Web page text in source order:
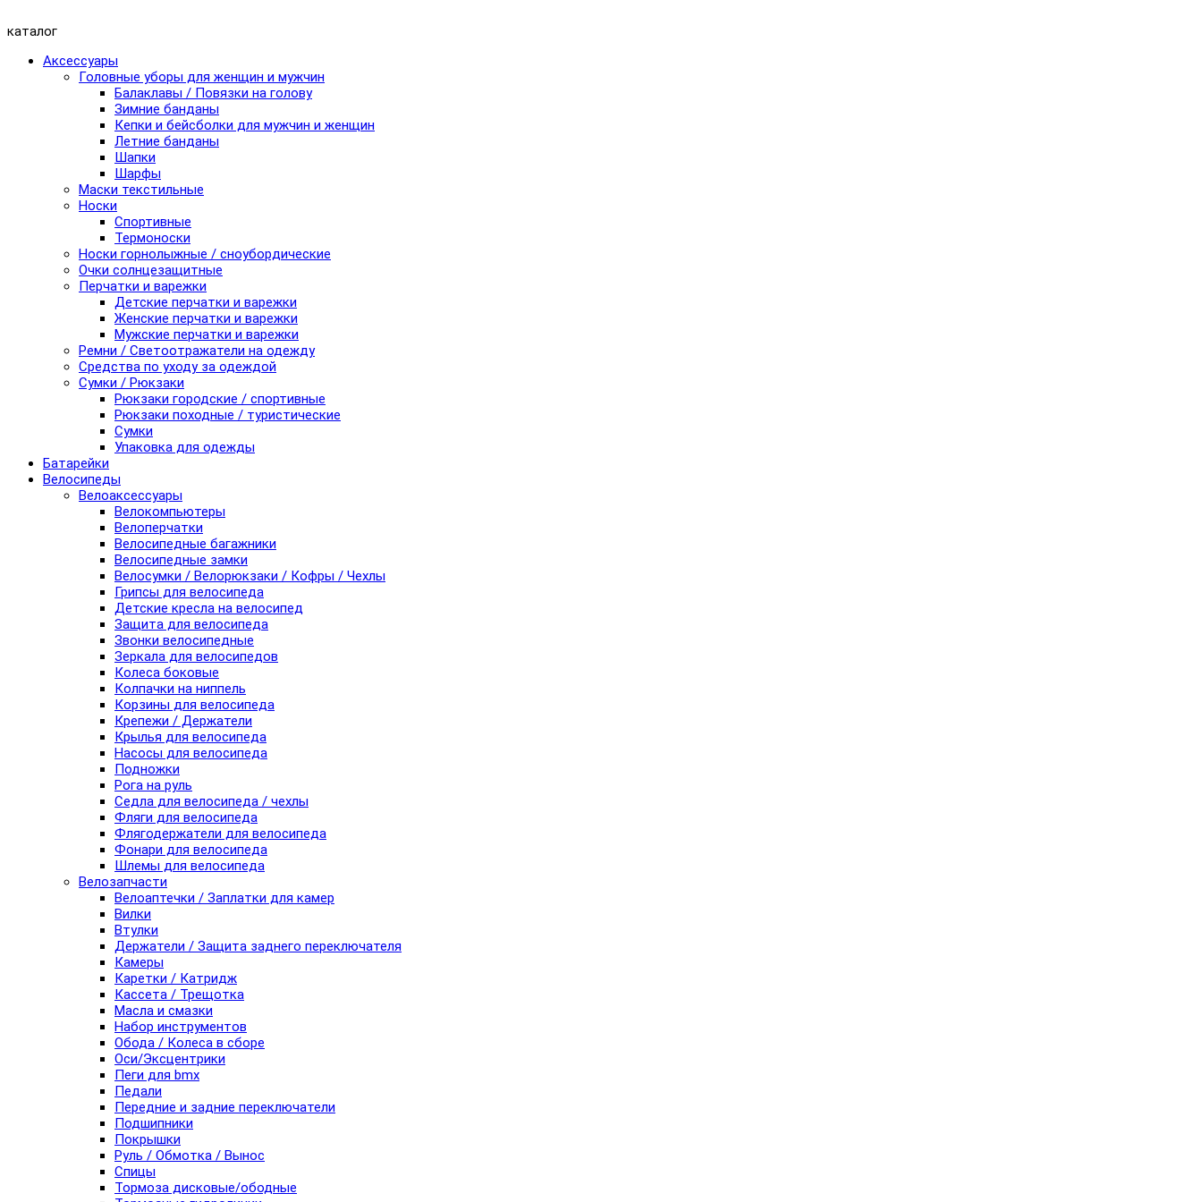
каталог
Аксессуары
Головные уборы для женщин и мужчин
Балаклавы / Повязки на голову
Зимние банданы
Кепки и бейсболки для мужчин и женщин
Летние банданы
Шапки
Шарфы
Маски текстильные
Носки
Спортивные
Термоноски
Носки горнолыжные / сноубордические
Очки солнцезащитные
Перчатки и варежки
Детские перчатки и варежки
Женские перчатки и варежки
Мужские перчатки и варежки
Ремни / Светоотражатели на одежду
Средства по уходу за одеждой
Сумки / Рюкзаки
Рюкзаки городские / спортивные
Рюкзаки походные / туристические
Сумки
Упаковка для одежды
Батарейки
Велосипеды
Велоаксессуары
Велокомпьютеры
Велоперчатки
Велосипедные багажники
Велосипедные замки
Велосумки / Велорюкзаки / Кофры / Чехлы
Грипсы для велосипеда
Детские кресла на велосипед
Защита для велосипеда
Звонки велосипедные
Зеркала для велосипедов
Колеса боковые
Колпачки на ниппель
Корзины для велосипеда
Крепежи / Держатели
Крылья для велосипеда
Насосы для велосипеда
Подножки
Рога на руль
Седла для велосипеда / чехлы
Фляги для велосипеда
Флягодержатели для велосипеда
Фонари для велосипеда
Шлемы для велосипеда
Велозапчасти
Велоаптечки / Заплатки для камер
Вилки
Втулки
Держатели / Защита заднего переключателя
Камеры
Каретки / Катридж
Кассета / Трещотка
Масла и смазки
Набор инструментов
Обода / Колеса в сборе
Оси/Эксцентрики
Пеги для bmx
Педали
Передние и задние переключатели
Подшипники
Покрышки
Руль / Обмотка / Вынос
Спицы
Тормоза дисковые/ободные